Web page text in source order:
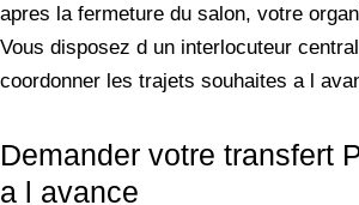
apres la fermeture du salon, votre
Vous disposez d un interlocuteur
coordonner les trajets souhaites a l
Demander votre transfert
a l avance